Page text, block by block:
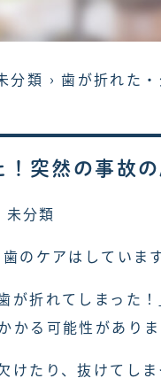
分類 歯が折れた
突然の事故
未分類
のケアはしていま
が折れてしまった
かる可能性がありま
けたり、抜けてし